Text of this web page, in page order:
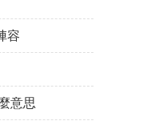
容
意思